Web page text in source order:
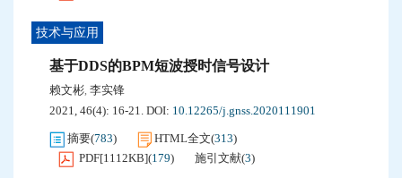
技术与应用
基于DDS的BPM短波授时信号设计
赖文彬, 李实锋
2021, 46(4): 16-21. DOI: 10.12265/j.gnss.2020111901
摘要(783) HTML全文(313)
PDF[1112KB](179) 施引文献(3)